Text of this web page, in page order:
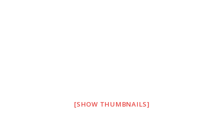
[SHOW THUMBNAILS]